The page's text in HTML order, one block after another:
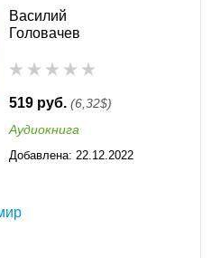
Василий
Головачев
519 руб. (6,32$)
Аудиокнига
Добавлена: 22.12.2022